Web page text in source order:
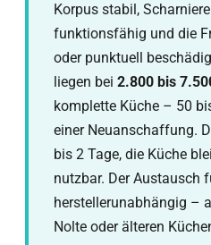
Korpus stabil,
funktionsfähig und die
oder punktuell
liegen bei 2.800 bis
komplette Küche – 50
einer Neuanschaffung.
bis 2 Tage, die Küche
nutzbar. Der Austausch
herstellerunabhängig –
Nolte oder älteren